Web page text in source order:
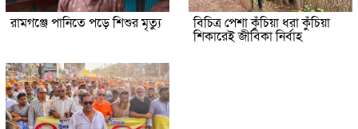
রামগঞ্জে পানিতে পড়ে শিশুর মৃত্যু বিচিত্র পেশা কুঁচিয়া ধরা কুঁচিয়া
শিকারেই জীবিকা নির্বাহ